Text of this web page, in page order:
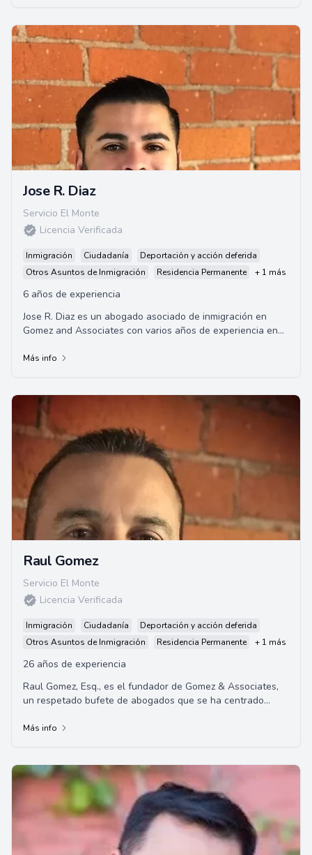
Jose R. Diaz
Servicio El Monte
Licencia Verificada
Inmigración Ciudadanía
Deportación y acción deferida
Otros Asuntos de Inmigración
Residencia Permanente + 1 más
6 años de experiencia
Jose R. Diaz es un abogado asociado de inmigración en
Gomez and Associates con varios años de experiencia en
Más info
Raul Gomez
Servicio El Monte
Licencia Verificada
Inmigración Ciudadanía
Deportación y acción deferida
Otros Asuntos de Inmigración
Residencia Permanente + 1 más
26 años de experiencia
Raul Gomez, Esq., es el fundador de Gomez & Associates,
un respetado bufete de abogados que se ha centrado
Más info